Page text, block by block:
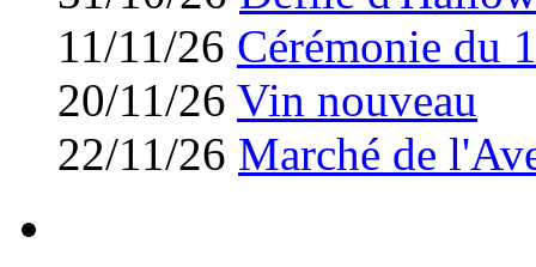
11/11/26 Cérémonie du
20/11/26 Vin nouveau
22/11/26 Marché de